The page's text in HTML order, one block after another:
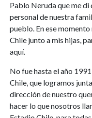
Pablo Neruda que me di
personal de nuestra
pueblo. En ese
Chile junto a mis hijas,
aquí.
No fue hasta el año
Chile, que logramos
dirección de nuestro
hacer lo que nosotros